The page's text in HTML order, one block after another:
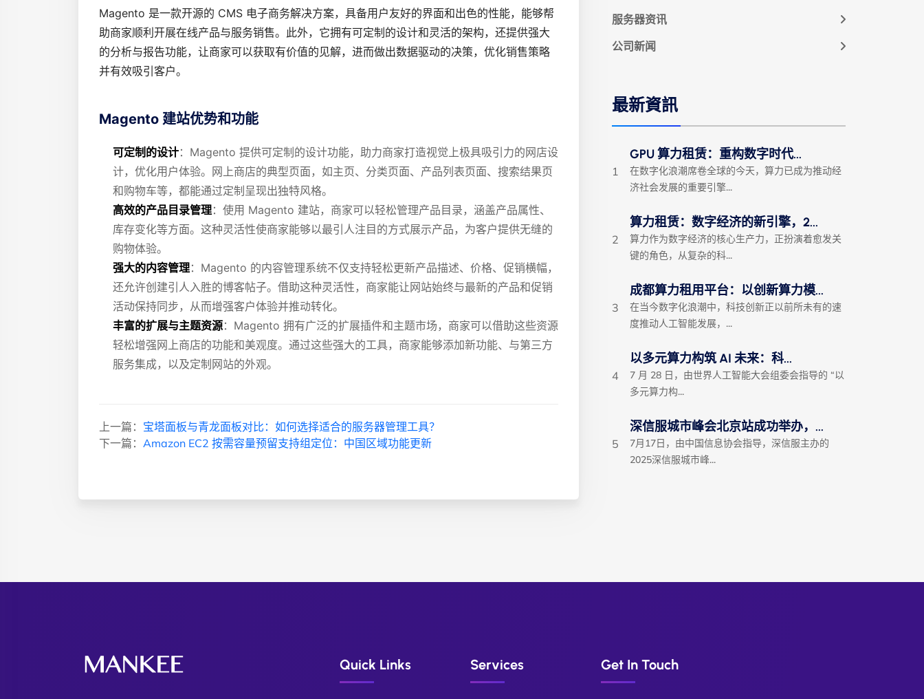
Magento 是一款开源的 CMS 电子商务解决方案，具备用户友好的界面和出色的性能，能够帮
助商家顺利开展在线产品与服务销售。此外，它拥有可定制的设计和灵活的架构，还提供强大
的分析与报告功能，让商家可以获取有价值的见解，进而做出数据驱动的决策，优化销售策略
并有效吸引客户。
Magento 建站优势和功能
可定制的设计：Magento 提供可定制的设计功能，助力商家打造视觉上极具吸引力的网店设
计，优化用户体验。网上商店的典型页面，如主页、分类页面、产品列表页面、搜索结果页
和购物车等，都能通过定制呈现出独特风格。
高效的产品目录管理：使用 Magento 建站，商家可以轻松管理产品目录，涵盖产品属性、
库存变化等方面。这种灵活性使商家能够以最引人注目的方式展示产品，为客户提供无缝的
购物体验。
强大的内容管理：Magento 的内容管理系统不仅支持轻松更新产品描述、价格、促销横幅，
还允许创建引人入胜的博客帖子。借助这种灵活性，商家能让网站始终与最新的产品和促销
活动保持同步，从而增强客户体验并推动转化。
丰富的扩展与主题资源：Magento 拥有广泛的扩展插件和主题市场，商家可以借助这些资源
轻松增强网上商店的功能和美观度。通过这些强大的工具，商家能够添加新功能、与第三方
服务集成，以及定制网站的外观。
上一篇： 宝塔面板与青龙面板对比：如何选择适合的服务器管理工具？
下一篇： Amazon EC2 按需容量预留支持组定位：中国区域功能更新
服务器资讯
公司新闻
最新資訊
1
GPU 算力租赁：重构数字时代...
在数字化浪潮席卷全球的今天，算力已成为推动经
济社会发展的重要引擎...
2
算力租赁：数字经济的新引擎，2...
算力作为数字经济的核心生产力，正扮演着愈发关
键的角色，从复杂的科...
3
成都算力租用平台：以创新算力模...
在当今数字化浪潮中，科技创新正以前所未有的速
度推动人工智能发展，...
4
以多元算力构筑 AI 未来：科...
7 月 28 日，由世界人工智能大会组委会指导的 “以
多元算力构...
5
深信服城市峰会北京站成功举办，...
7月17日，由中国信息协会指导，深信服主办的
2025深信服城市峰...
Quick Links Services Get In Touch